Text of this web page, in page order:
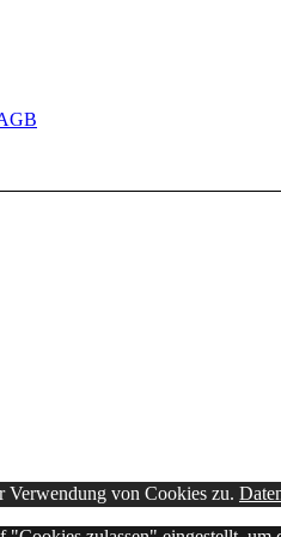
Verwendung von Cookies zu.